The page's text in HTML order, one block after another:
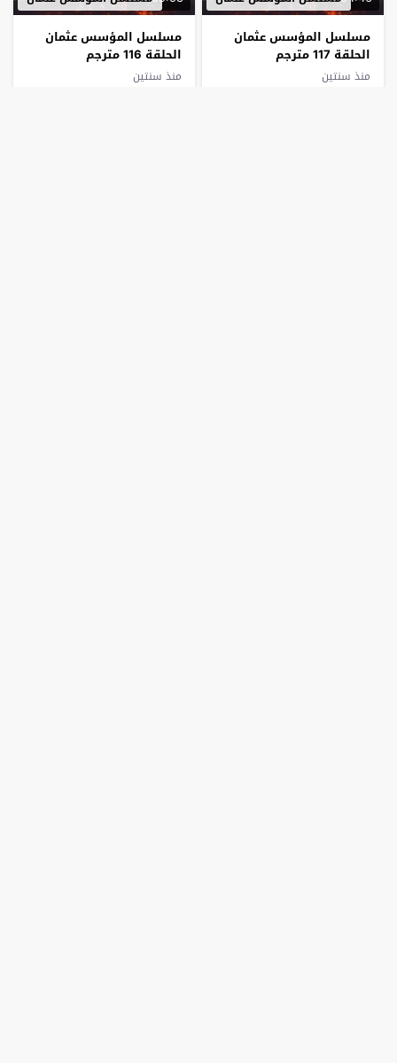
مسلسل المؤسس عثمان
الحلقة 117 مترجم
منذ سنتين
مسلسل المؤسس عثمان
الحلقة 116 مترجم
منذ سنتين